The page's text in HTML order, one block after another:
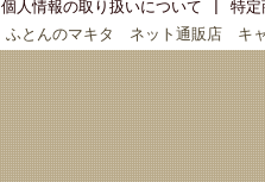
個人情報の取り扱いについて
特定
ふとんのマキタ ネット通販店 キ